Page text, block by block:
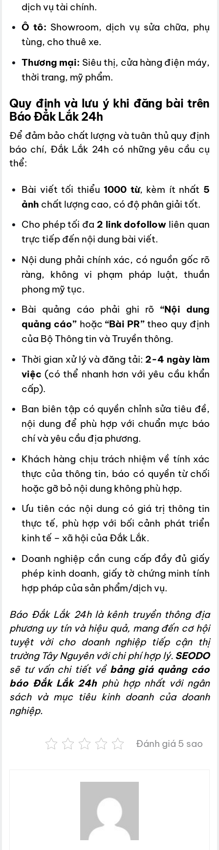
dịch vụ tài chính.
Ô tô: Showroom, dịch vụ sửa chữa, phụ
tùng, cho thuê xe.
Thương mại: Siêu thị, cửa hàng điện máy,
thời trang, mỹ phẩm.
Quy định và lưu ý khi đăng bài trên
Báo Đắk Lắk 24h
Để đảm bảo chất lượng và tuân thủ quy định
báo chí, Đắk Lắk 24h có những yêu cầu cụ
thể:
Bài viết tối thiểu1000 từ, kèm ít nhất 5
ảnh chất lượng cao, có độ phân giải tốt.
Cho phép tối đa 2 link dofollow liên quan
trực tiếp đến nội dung bài viết.
Nội dung phải chính xác, có nguồn gốc rõ
ràng, không vi phạm pháp luật, thuần
phong mỹ tục.
Bài quảng cáo phải ghi rõ “Nội dung
quảng cáo” hoặc “Bài PR” theo quy định
của Bộ Thông tin và Truyền thông.
Thời gian xử lý và đăng tải: 2-4 ngày làm
việc (có thể nhanh hơn với yêu cầu khẩn
cấp).
Ban biên tập có quyền chỉnh sửa tiêu đề,
nội dung để phù hợp với chuẩn mực báo
chí và yêu cầu địa phương.
Khách hàng chịu trách nhiệm về tính xác
thực của thông tin, báo có quyền từ chối
hoặc gỡ bỏ nội dung không phù hợp.
Ưu tiên các nội dung có giá trị thông tin
thực tế, phù hợp với bối cảnh phát triển
kinh tế – xã hội của Đắk Lắk.
Doanh nghiệp cần cung cấp đầy đủ giấy
phép kinh doanh, giấy tờ chứng minh tính
hợp pháp của sản phẩm/dịch vụ.
Báo Đắk Lắk 24h là kênh truyền thông địa
phương uy tín và hiệu quả, mang đến cơ hội
tuyệt vời cho doanh nghiệp tiếp cận thị
trường Tây Nguyên với chi phí hợp lý. SEODO
sẽ tư vấn chi tiết về bảng giá quảng cáo
báo Đắk Lắk 24hphù hợp nhất với ngân
sách và mục tiêu kinh doanh của doanh
nghiệp.
Đánh giá 5 sao